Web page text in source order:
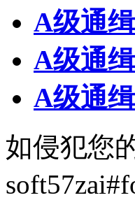
A级通
A级通
A级通
如侵犯您